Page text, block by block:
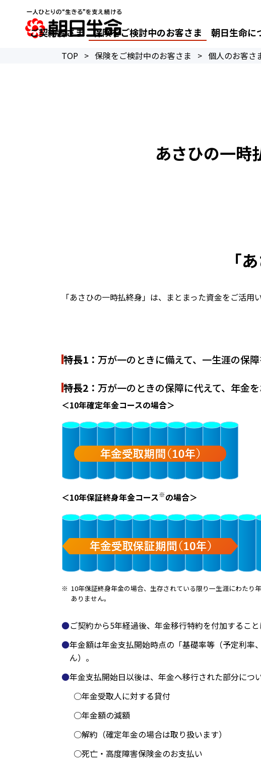
ご契約者さま
保険をご検討中のお客さま 朝日生命に
TOP > 保険をご検討中のお客さま > 個人のお客さ
あさひの一時
「
「あさひの一時払終身」は、まとまった資金をご活
特長1： 万が一のときに備えて、一生涯の保障
特長2： 万が一のときの保障に代えて、年金
＜10年確定年金コースの場合＞
＜10年保証終身年金コース※の場合＞
※ 10年保証終身年金の場合、生存されている限り一生涯にわたり
ありません。
ご契約から5年経過後、年金移行特約を付加するこ
年金額は年金支払開始時点の「基礎率等（予定利
ん）。
年金支払開始日以後は、年金へ移行された部分につ
年金受取人に対する貸付
年金額の減額
解約（確定年金の場合は取り扱います）
死亡・高度障害保険金のお支払い